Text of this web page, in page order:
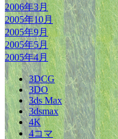
2006年3月
2005年10月
2005年9月
2005年5月
2005年4月
3DCG
3DO
3ds Max
3dsmax
4K
4コマ